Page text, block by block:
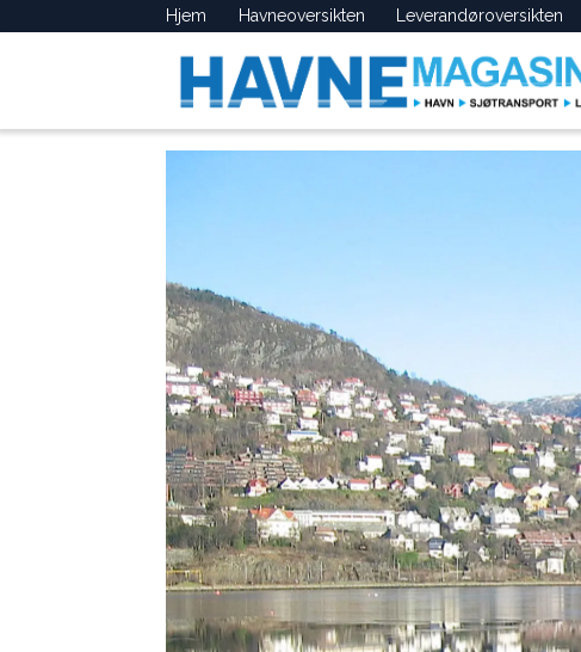
Hjem Havneoversikten Leverandøroversikten